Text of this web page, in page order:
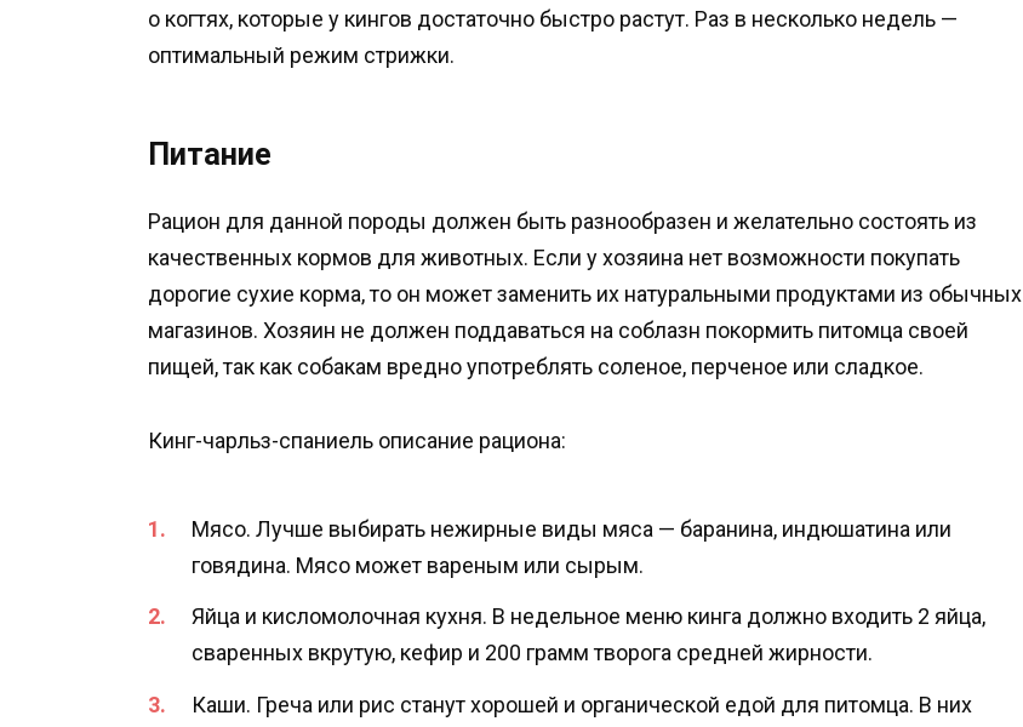
о когтях, которые у кингов достаточно быстро растут. Раз в несколько недель —
оптимальный режим стрижки.
Питание
Рацион для данной породы должен быть разнообразен и желательно состоять из
качественных кормов для животных. Если у хозяина нет возможности покупать
дорогие сухие корма, то он может заменить их натуральными продуктами из обычных
магазинов. Хозяин не должен поддаваться на соблазн покормить питомца своей
пищей, так как собакам вредно употреблять соленое, перченое или сладкое.
Кинг-чарльз-спаниель описание рациона:
Мясо. Лучше выбирать нежирные виды мяса — баранина, индюшатина или
говядина. Мясо может вареным или сырым.
Яйца и кисломолочная кухня. В недельное меню кинга должно входить 2 яйца,
сваренных вкрутую, кефир и 200 грамм творога средней жирности.
Каши. Греча или рис станут хорошей и органической едой для питомца. В них